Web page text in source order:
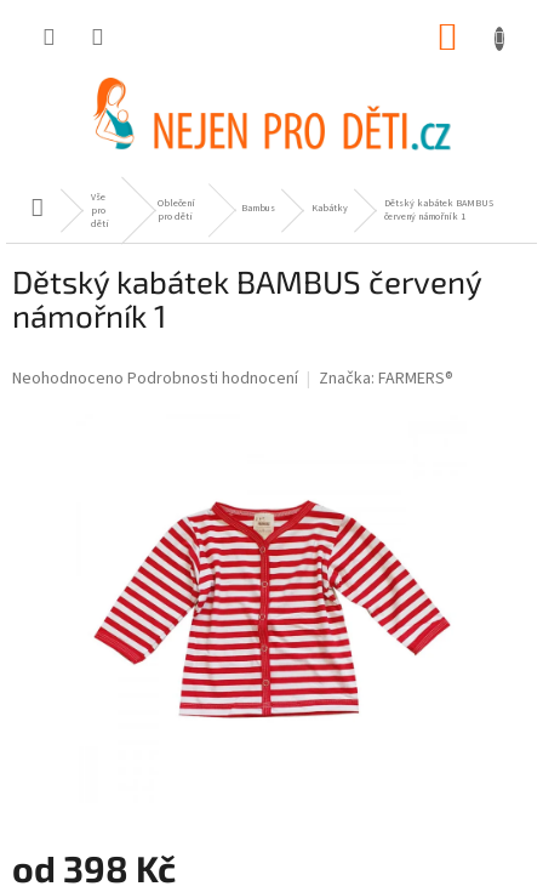
Domů
Vše
pro
děti
Oblečení
pro děti
Bambus Kabátky
Dětský kabátek BAMBUS
červený námořník 1
Dětský kabátek BAMBUS červený
námořník 1
Průměrné
Neohodnoceno Podrobnosti hodnocení Značka: FARMERS®
od 398 Kč